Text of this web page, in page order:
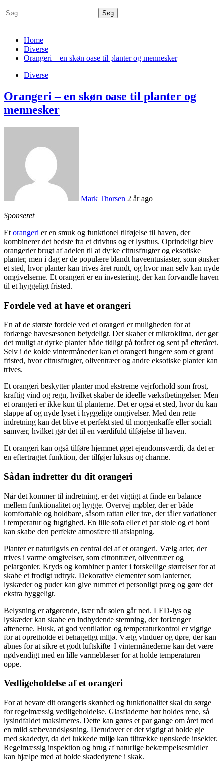
Søg
efter:
Home
Diverse
Orangeri – en skøn oase til planter og mennesker
Diverse
Orangeri – en skøn oase til planter og
mennesker
Mark Thorsen 2 år ago
Sponseret
Et orangeri er en smuk og funktionel tilføjelse til haven, der
kombinerer det bedste fra et drivhus og et lysthus. Oprindeligt blev
orangerier brugt af adelen til at dyrke citrusfrugter og eksotiske
planter, men i dag er de populære blandt haveentusiaster, som ønsker
et sted, hvor planter kan trives året rundt, og hvor man selv kan nyde
omgivelserne. Et orangeri er en investering, der kan forvandle haven
til et hyggeligt fristed.
Fordele ved at have et orangeri
En af de største fordele ved et orangeri er muligheden for at
forlænge havesæsonen betydeligt. Det skaber et mikroklima, der gør
det muligt at dyrke planter både tidligt på foråret og sent på efteråret.
Selv i de kolde vintermåneder kan et orangeri fungere som et grønt
fristed, hvor citrusfrugter, oliventræer og andre eksotiske planter kan
trives.
Et orangeri beskytter planter mod ekstreme vejrforhold som frost,
kraftig vind og regn, hvilket skaber de ideelle vækstbetingelser. Men
et orangeri er ikke kun til planterne. Det er også et sted, hvor du kan
slappe af og nyde lyset i hyggelige omgivelser. Med den rette
indretning kan det blive et perfekt sted til morgenkaffe eller socialt
samvær, hvilket gør det til en værdifuld tilføjelse til haven.
Et orangeri kan også tilføre hjemmet øget ejendomsværdi, da det er
en eftertragtet funktion, der tilføjer luksus og charme.
Sådan indretter du dit orangeri
Når det kommer til indretning, er det vigtigt at finde en balance
mellem funktionalitet og hygge. Overvej møbler, der er både
komfortable og holdbare, såsom rattan eller træ, der tåler variationer
i temperatur og fugtighed. En lille sofa eller et par stole og et bord
kan skabe den perfekte atmosfære til afslapning.
Planter er naturligvis en central del af et orangeri. Vælg arter, der
trives i varme omgivelser, som citrontræer, oliventræer og
pelargonier. Kryds og kombiner planter i forskellige størrelser for at
skabe et frodigt udtryk. Dekorative elementer som lanterner,
lyskæder og puder kan give rummet et personligt præg og gøre det
ekstra hyggeligt.
Belysning er afgørende, især når solen går ned. LED-lys og
lyskæder kan skabe en indbydende stemning, der forlænger
aftenerne. Husk, at god ventilation og temperaturkontrol er vigtige
for at opretholde et behageligt miljø. Vælg vinduer og døre, der kan
åbnes for at sikre et godt luftskifte. I vintermånederne kan det være
nødvendigt med en lille varmeblæser for at holde temperaturen
oppe.
Vedligeholdelse af et orangeri
For at bevare dit orangeris skønhed og funktionalitet skal du sørge
for regelmæssig vedligeholdelse. Glasfladerne bør holdes rene, så
lysindfaldet maksimeres. Dette kan gøres et par gange om året med
en mild sæbevandsløsning. Derudover er det vigtigt at holde øje
med skadedyr, da det lukkede miljø kan tiltrække uønskede insekter.
Regelmæssig inspektion og brug af naturlige bekæmpelsesmidler
kan hjælpe med at holde skadedyrene i skak.